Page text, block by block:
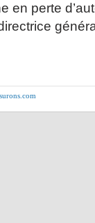
en perte